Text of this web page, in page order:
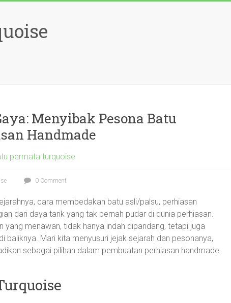
Menyibak Pesona Batu
Handmade
permata turquoise
0 Comment
cara membedakan batu asli/palsu, perhiasan
dari daya tarik yang tak pernah pudar di dunia perhiasan.
yang menawan, tidak hanya indah dipandang, tetapi juga
baliknya. Mari kita menyusuri jejak sejarah dan pesonanya,
sebagai pilihan dalam pembuatan perhiasan handmade